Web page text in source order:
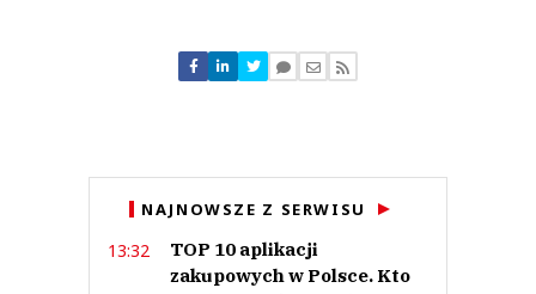
This comment was minimized by the moderator on the site
Chcą być lepsi od konkurencji, jednak niestety im to nie wychodzi. Ceny
inne na promocjach, inne na półkach, inne w kasie… palety wszędzie, że
przejścia nie ma, brud w każdym sklepie i mały personel. Jedna osoba, musi
NAJNOWSZE Z SERWISU
13:32
TOP 10 aplikacji
zakupowych w Polsce. Kto